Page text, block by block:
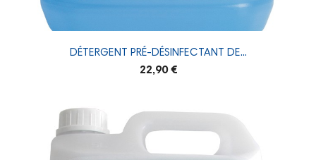
DÉTERGENT PRÉ-DÉSINFECTANT DE...
22,90 €